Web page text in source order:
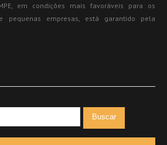
em condições mais favoráveis para os
pequenas empresas, está garantido pela